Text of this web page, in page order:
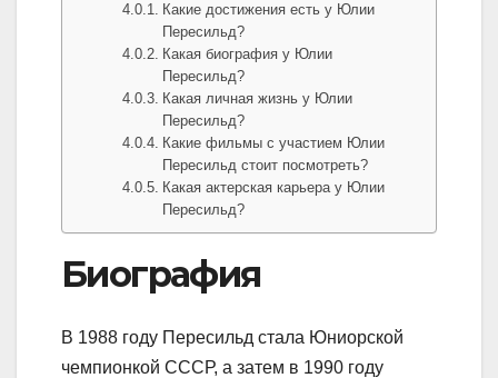
Какие достижения есть у Юлии
Пересильд?
Какая биография у Юлии
Пересильд?
Какая личная жизнь у Юлии
Пересильд?
Какие фильмы с участием Юлии
Пересильд стоит посмотреть?
Какая актерская карьера у Юлии
Пересильд?
Биография
В 1988 году Пересильд стала Юниорской
чемпионкой СССР, а затем в 1990 году